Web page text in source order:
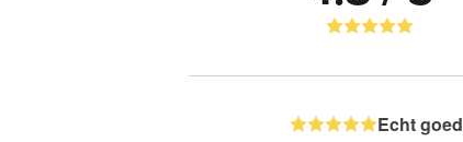
Echt goed